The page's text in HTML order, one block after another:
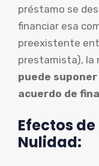
préstamo se
financiar esa
preexistente
prestamista), la
puede
acuerdo de
Efectos
Nulidad: